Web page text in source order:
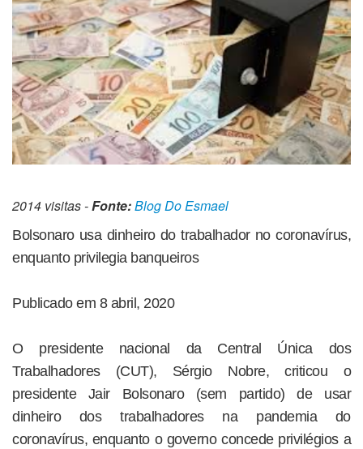
2014 visitas -Fonte:Blog Do Esmael
Bolsonaro usa dinheiro do trabalhador no coronavírus,
enquanto privilegia banqueiros
Publicado em 8 abril, 2020
O presidente nacional da Central Única dos
Trabalhadores (CUT), Sérgio Nobre, criticou o
presidente Jair Bolsonaro (sem partido) de usar
dinheiro dos trabalhadores na pandemia do
coronavírus, enquanto o governo concede privilégios a